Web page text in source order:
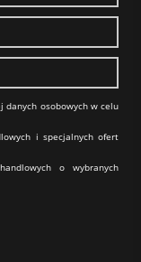
danych osobowych w celu
i specjalnych ofert
o wybranych